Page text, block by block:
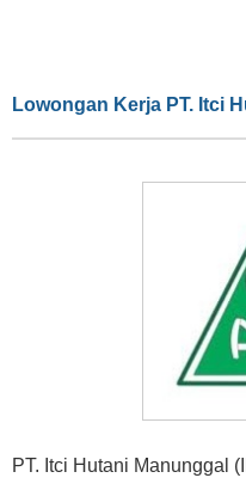
Lowongan Kerja PT. Itci
PT. Itci Hutani Manunggal